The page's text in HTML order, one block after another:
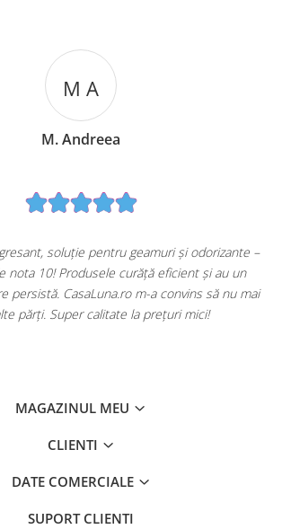
M A
M. Andreea
soluție pentru geamuri și odorizante –
nota 10! Produsele curăță eficient și au un
persistă. CasaLuna.ro m-a convins să nu mai
părți. Super calitate la prețuri mici!
MAGAZINUL MEU
CLIENTI
DATE COMERCIALE
SUPORT CLIENTI